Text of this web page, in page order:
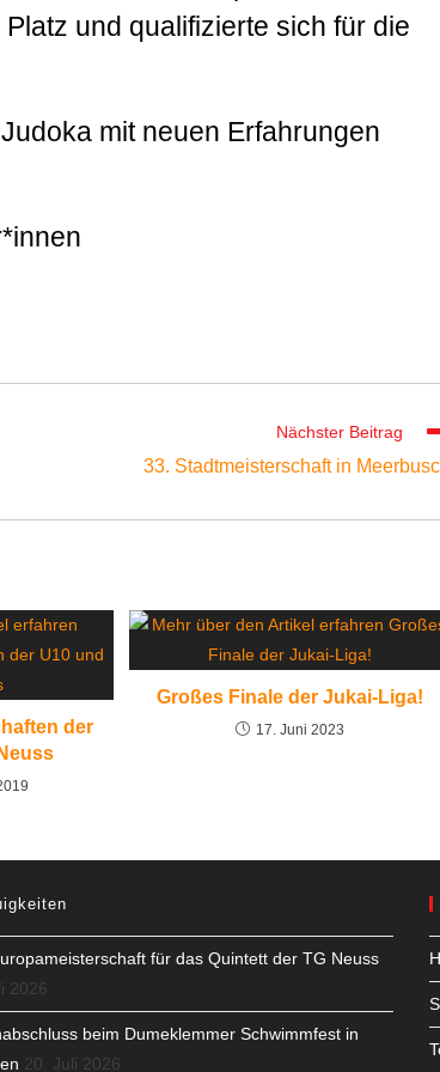
und qualifizierte sich für die
mit neuen Erfahrungen
Nächster Beitrag
33. Stadtmeisterschaft in
der
Großes Finale der Jukai-Liga!
17. Juni 2023
für das Quintett der TG Neuss
2026
beim Dumeklemmer Schwimmfest in
20. Juli 2026